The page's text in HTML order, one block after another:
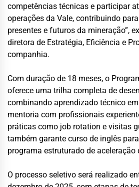
competências técnicas e participar
operações da Vale, contribuindo
presentes e futuros da mineração”,
diretora de Estratégia, Eficiência e
companhia.
Com duração de 18 meses, o
oferece uma trilha completa de
combinando aprendizado técnico
mentoria com profissionais
práticas como job rotation e visitas
também garante curso de inglês
programa estruturado de aceleração
O processo seletivo será realizado